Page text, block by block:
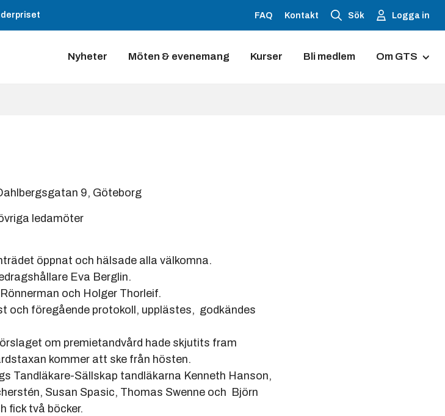
FAQ Kontakt Sök Logga in
Nyheter Möten & evenemang Kurser Bli medlem Om GTS
9, Göteborg
ledamöter
öppnat och hälsade alla välkomna.
Eva Berglin.
och Holger Thorleif.
föregående protokoll, upplästes, godkändes
om premietandvård hade skjutits fram
kommer att ske från hösten.
Sällskap tandläkarna Kenneth Hanson,
Susan Spasic, Thomas Swenne och Björn
två böcker.